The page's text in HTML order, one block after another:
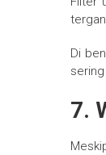
Di
7.